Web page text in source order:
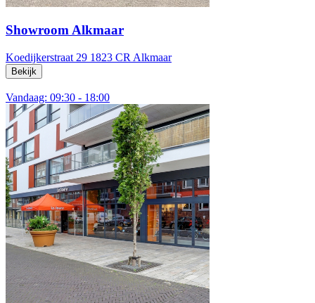
Showroom Alkmaar
Koedijkerstraat 29 1823 CR Alkmaar
Bekijk
Vandaag: 09:30 - 18:00